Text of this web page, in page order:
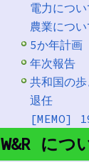
電力につい
農業につい
5か年計画
年次報告
共和国の
退任
[MEMO]
W&R につ